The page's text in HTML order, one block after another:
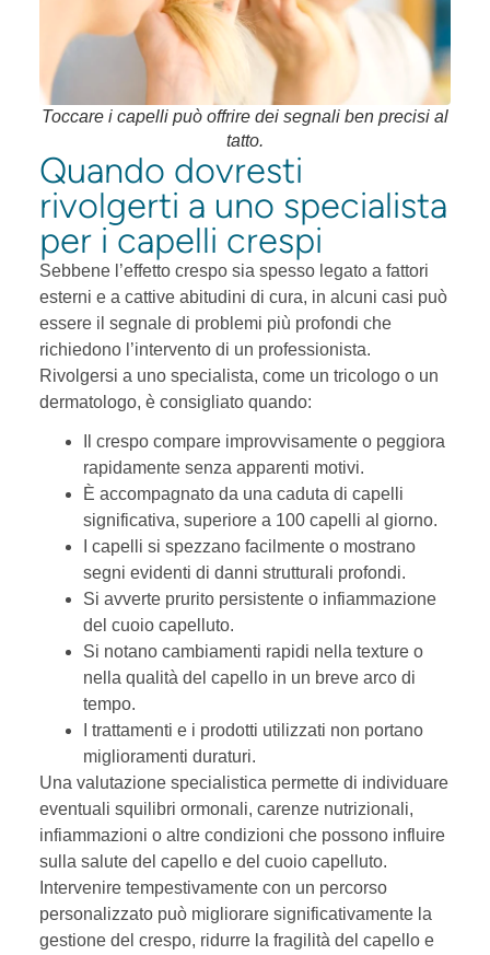
Toccare i capelli può offrire dei segnali ben precisi al
tatto.
Quando dovresti
rivolgerti a uno specialista
per i capelli crespi
Sebbene l’effetto crespo sia spesso legato a fattori
esterni e a cattive abitudini di cura, in alcuni casi può
essere il segnale di problemi più profondi che
richiedono l’intervento di un professionista.
Rivolgersi a uno specialista, come un tricologo o un
dermatologo, è consigliato quando:
Il crespo compare improvvisamente o peggiora
rapidamente senza apparenti motivi.
È accompagnato da una caduta di capelli
significativa, superiore a 100 capelli al giorno.
I capelli si spezzano facilmente o mostrano
segni evidenti di danni strutturali profondi.
Si avverte prurito persistente o infiammazione
del cuoio capelluto.
Si notano cambiamenti rapidi nella texture o
nella qualità del capello in un breve arco di
tempo.
I trattamenti e i prodotti utilizzati non portano
miglioramenti duraturi.
Una valutazione specialistica permette di individuare
eventuali squilibri ormonali, carenze nutrizionali,
infiammazioni o altre condizioni che possono influire
sulla salute del capello e del cuoio capelluto.
Intervenire tempestivamente con un percorso
personalizzato può migliorare significativamente la
gestione del crespo, ridurre la fragilità del capello e